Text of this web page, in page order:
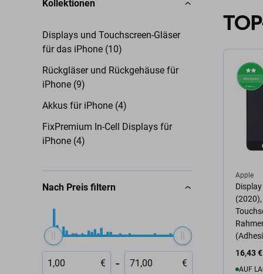
Kollektionen
Displays und Touchscreen-Gläser
für das iPhone (10)
Rückgläser und Rückgehäuse für
iPhone (9)
Akkus für iPhone (4)
FixPremium In-Cell Displays für
iPhone (4)
Nach Preis filtern
€ - €
Apple
(2020),
Glas,
16,43 €
AUF